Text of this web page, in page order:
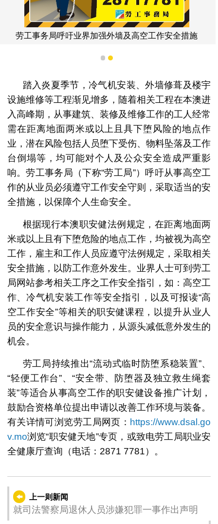
劳工事务局呼吁业界加强外墙及高空工作安全措施
1 2
踏入炎夏季节，冷气机安装、外墙修葺及楼宇
设施维修等工程渐见增多，随着相关工程在本澳进
入高峰期，从事建筑、装修及维修工作的工人经常
需在距离地面两米或以上且具下堕风险的地点作
业，潜在风险包括人员堕下受伤、物料坠落及工作
台倒塌等，均可能对个人及公众安全造成严重影
响。劳工事务局（下称“劳工局”）呼吁从事高空工
作的从业员必须遵守工作安全守则，采取适当的安
全措施，以保障个人生命安全。
根据现行本澳职安健法例规定，在距离地面两
米或以上且有下堕危险的地点工作，均被视为高空
工作，雇主和工作人员应遵守法例规定，采取相关
安全措施，以防工作意外发生。业界人士可到劳工
局网站参考相关工序之工作安全指引，如：高空工
作、冷气机安装工作等安全指引，以及可报读“高
空工作安全”等相关的职安健课程，以提升从业人
员的安全意识与操作能力，从源头减低意外发生的
机会。
劳工局持续推出“流动式临时防堕系稳装置”、
“轻便工作台”、“安全带、防堕器及独立救生绳套
装”等适合从事高空工作的职安健设备推广计划，
鼓励合资格单位提出申请以改善工作环境与装备。
有关详情可浏览劳工局网页： https://www.dsal.go
v.mo浏览“职安健天地”专页，或致电劳工局职业安
全健康厅查询（电话：2871 7781）。
上一则新闻
就司法警察局退休人员涉嫌犯罪一事作出声明